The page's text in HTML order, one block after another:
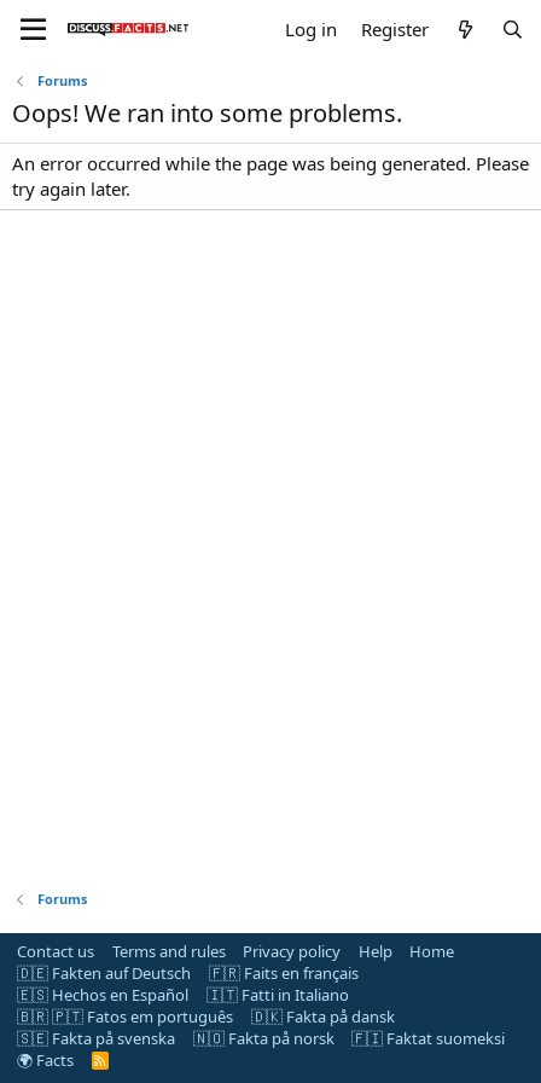
Log in Register
Forums
Oops! We ran into some problems.
An error occurred while the page was being generated. Please
try again later.
Forums
Contact us Terms and rules Privacy policy Help
Home
🇩🇪 Fakten auf Deutsch
🇫🇷 Faits en français
🇪🇸 Hechos en Español
🇮🇹 Fatti in Italiano
🇧🇷 🇵🇹 Fatos em português
🇩🇰 Fakta på dansk
🇸🇪 Fakta på svenska
🇳🇴 Fakta på norsk
🇫🇮 Faktat suomeksi
🌍 Facts
R